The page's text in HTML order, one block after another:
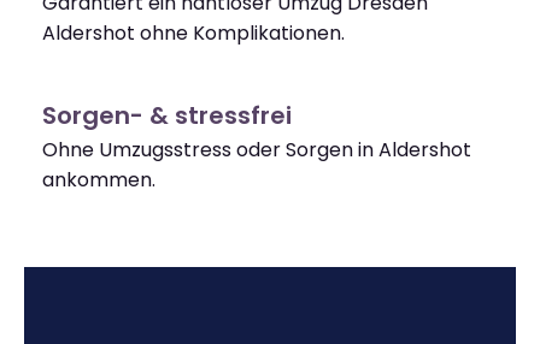
Aldershot ohne Komplikationen.
Sorgen- & stressfrei
Ohne Umzugsstress oder Sorgen in Aldershot
ankommen.